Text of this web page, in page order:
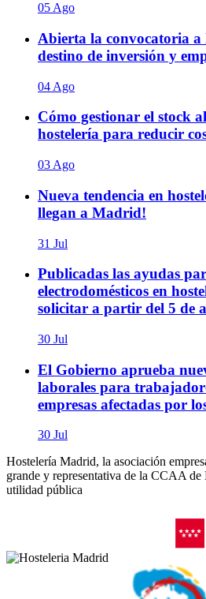
05 Ago
Abierta la convocatoria a
destino de inversión y
04 Ago
Cómo gestionar el stock
hostelería para reducir
03 Ago
Nueva tendencia en
llegan a Madrid!
31 Jul
Publicadas las ayudas
electrodomésticos en
solicitar a partir del 5 de
30 Jul
El Gobierno aprueba
laborales para
empresas afectadas por
30 Jul
Hostelería Madrid, la asociación
grande y representativa de la CCAA de
utilidad pública